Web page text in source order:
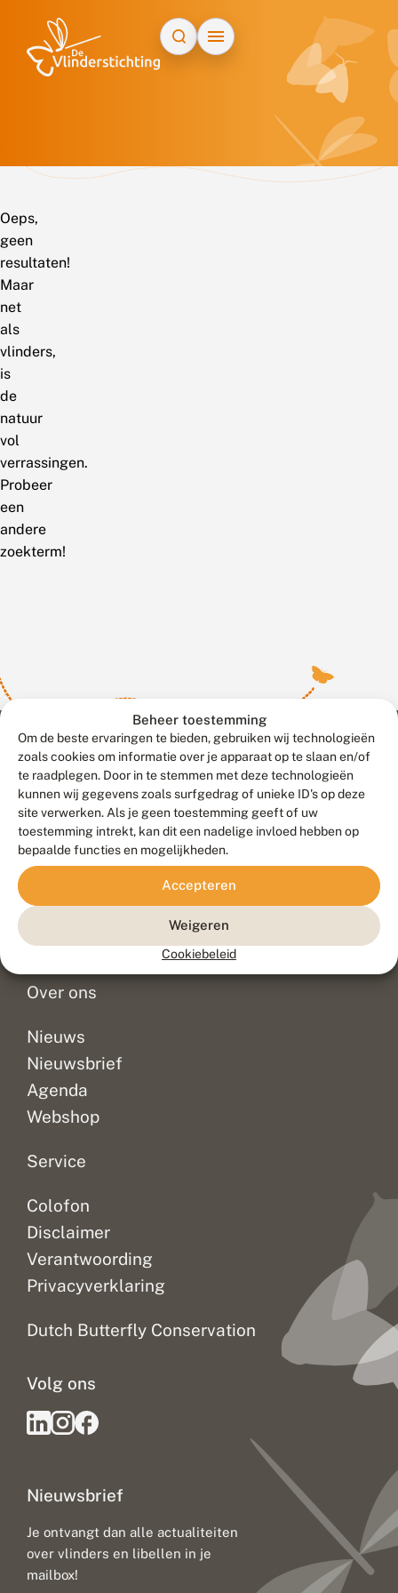
Beheer toestemming
Om de beste ervaringen te bieden, gebruiken wij technologieën
zoals cookies om informatie over je apparaat op te slaan en/of
te raadplegen. Door in te stemmen met deze technologieën
kunnen wij gegevens zoals surfgedrag of unieke ID's op deze
site verwerken. Als je geen toestemming geeft of uw
toestemming intrekt, kan dit een nadelige invloed hebben op
bepaalde functies en mogelijkheden.
Accepteren
Weigeren
Cookiebeleid
Oeps,
geen
resultaten!
Maar
net
als
vlinders,
is
de
natuur
vol
verrassingen.
Probeer
een
andere
zoekterm!
Contact
Veelgestelde vragen
Doneer
Over ons
Nieuws
Nieuwsbrief
Agenda
Webshop
Service
Colofon
Disclaimer
Verantwoording
Privacyverklaring
Dutch Butterfly Conservation
Nieuwsbrief
Je ontvangt dan alle actualiteiten
over vlinders en libellen in je
mailbox!
Volg ons
Meld waarnemingen© 2026 Vlinderstichting
Duurzaam ontwikkeld door
Go2People
, ontworpen door
Blue Field Agency
Privacy
Disclaimer
Sitemap